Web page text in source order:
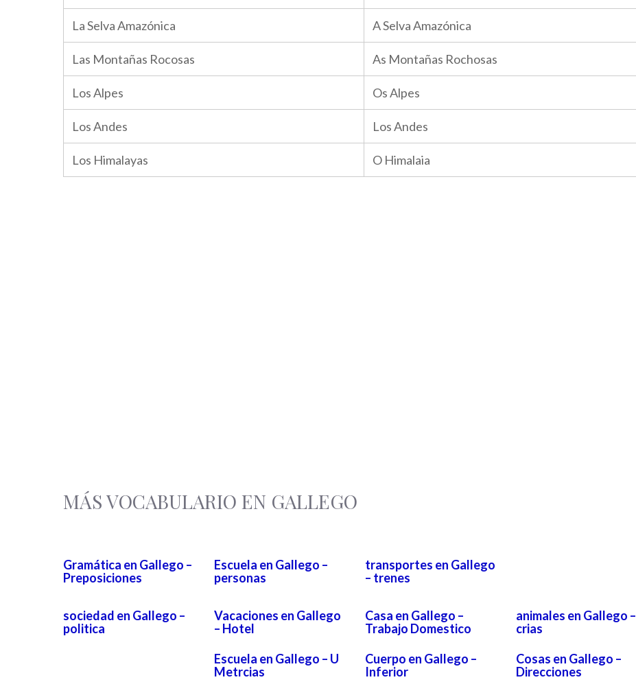
La Selva Amazónica A Selva Amazónica
Las Montañas Rocosas As Montañas Rochosas
Los Alpes Os Alpes
Los Andes Los Andes
Los Himalayas O Himalaia
MÁS VOCABULARIO EN GALLEGO
Gramática en Gallego –
Preposiciones
Escuela en Gallego –
personas
transportes en Gallego
– trenes
sociedad en Gallego –
politica
Vacaciones en Gallego
– Hotel
Casa en Gallego –
Trabajo Domestico
animales en Gallego –
crias
Escuela en Gallego – U
Metrcias
Cuerpo en Gallego –
Inferior
Cosas en Gallego –
Direcciones